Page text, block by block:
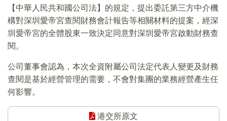
【中華人民共和國公司法】的規定，提出委託第三方中介機
構對深圳愛帝宮查閱財務會計報告等相關材料的提案，經深
圳愛帝宮的全體股東一致決定同意對深圳愛帝宮啟動財務查
閱。
公司董事會認為，本次全資附屬公司法定代表人變更及財務
查閱是基於經營管理的需要，不會對集團的業務經營產生任
何影響。
港交所原文